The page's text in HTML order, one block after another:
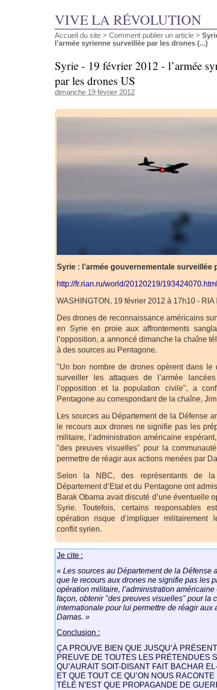
VIVE LA RÉVOLUTION
Accueil du site > Comment publier un article >
l’armée syrienne surveillée par les drones (...)
Syrie - 19 février 2012 - l’armée
par les drones US
dimanche 19 février 2012
Syrie : l’armée gouvernementale surveillée
http://fr.rian.ru/world/20120219/
WASHINGTON, 19 février 2012 à 17h10 - RIA
Des drones de reconnaissance américains
en Syrie en proie aux affrontements
l’opposition, a annoncé dimanche la chaîne
à des sources au Pentagone.
"Un bon nombre de drones opèrent dans
surveiller les attaques de l’armée
l’opposition et la population civile", a
Pentagone au correspondant de la chaîne,
Les sources au Département de la Défense
le recours aux drones ne signifie pas les
militaire, l’administration américaine
"des preuves visuelles" pour la
permettre de réagir aux actions menées par
Selon la NBC, des représentants de
Département d’Etat et du Pentagone ont
Barak Obama avait discuté d’une éventuelle
Syrie. Toutefois, certains responsables
opération risque d’impliquer militairement
conflit syrien.
Je cite :
« Les sources au Département de la Défense
que le recours aux drones ne signifie pas les
opération militaire, l’administration
façon, obtenir "des preuves visuelles" pour la
internationale pour lui permettre de réagir aux
Damas. »
Conclusion :
ÇA PROUVE BIEN QUE JUSQU’À
PREUVE DE TOUTES LES PRÉTENDUES
QU’AURAIT SOIT-DISANT FAIT BACHAR
ET QUE TOUT CE QU’ON NOUS
TÉLÉ N’EST QUE PROPAGANDE DE